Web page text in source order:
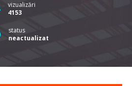
vizualizări
4153
status
neactualizat